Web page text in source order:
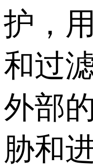
护，
和过
外部
胁和